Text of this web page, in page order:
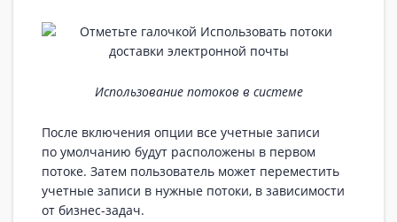
Использование потоков в системе
После включения опции все учетные записи
по умолчанию будут расположены в первом
потоке. Затем пользователь может переместить
учетные записи в нужные потоки, в зависимости
от бизнес-задач.